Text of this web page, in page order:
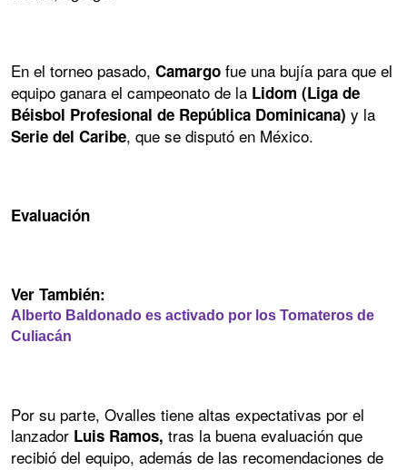
En el torneo pasado, Camargo fue una bujía para que el
equipo ganara el campeonato de la Lidom (Liga de
Béisbol Profesional de República Dominicana) y la
Serie del Caribe, que se disputó en México.
Evaluación
Ver También:
Alberto Baldonado es activado por los Tomateros de
Culiacán
Por su parte, Ovalles tiene altas expectativas por el
lanzador Luis Ramos, tras la buena evaluación que
recibió del equipo, además de las recomendaciones de